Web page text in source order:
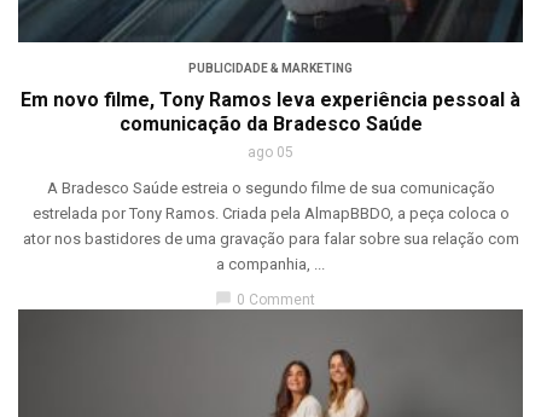
PUBLICIDADE & MARKETING
Em novo filme, Tony Ramos leva experiência pessoal à
comunicação da Bradesco Saúde
ago 05
A Bradesco Saúde estreia o segundo filme de sua comunicação
estrelada por Tony Ramos. Criada pela AlmapBBDO, a peça coloca o
ator nos bastidores de uma gravação para falar sobre sua relação com
a companhia, ...
0 Comment